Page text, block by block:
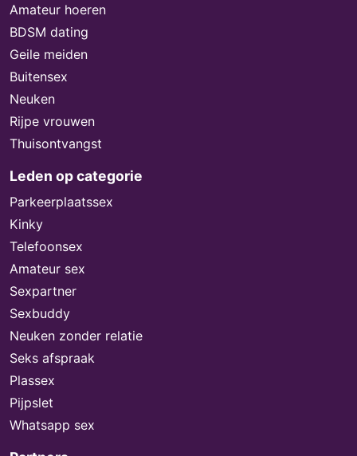
Amateur hoeren
BDSM dating
Geile meiden
Buitensex
Neuken
Rijpe vrouwen
Thuisontvangst
Leden op categorie
Parkeerplaatssex
Kinky
Telefoonsex
Amateur sex
Sexpartner
Sexbuddy
Neuken zonder relatie
Seks afspraak
Plassex
Pijpslet
Whatsapp sex